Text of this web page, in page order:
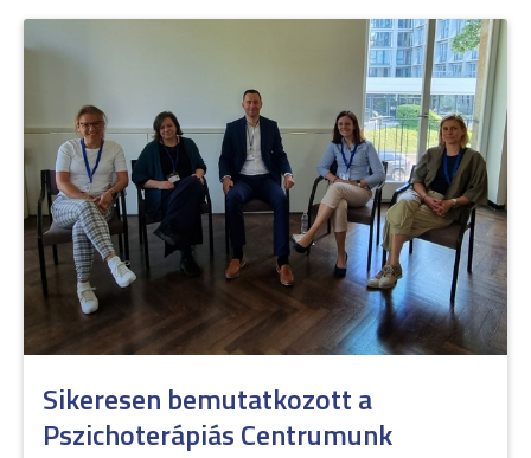
Sikeresen bemutatkozott a
Pszichoterápiás Centrumunk